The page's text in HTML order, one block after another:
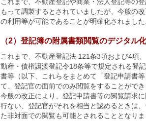
もって調製するとされていましたが、今般の
の利用等が可能であることが明確化されまし
（2）登記簿の附属書類閲覧のデジタル
これまで、不動産登記法 121条3項および4項
動産・債権譲渡登記令18条等で規定される登
書等（以下、これらをまとめて「登記申請書
て、登記官の面前でのみ閲覧をすることがで
今般の改正により、登記申請書等の閲覧請求
行ない、登記官がそれを相当と認めるときは
た非対面での閲覧も可能とされることとなり